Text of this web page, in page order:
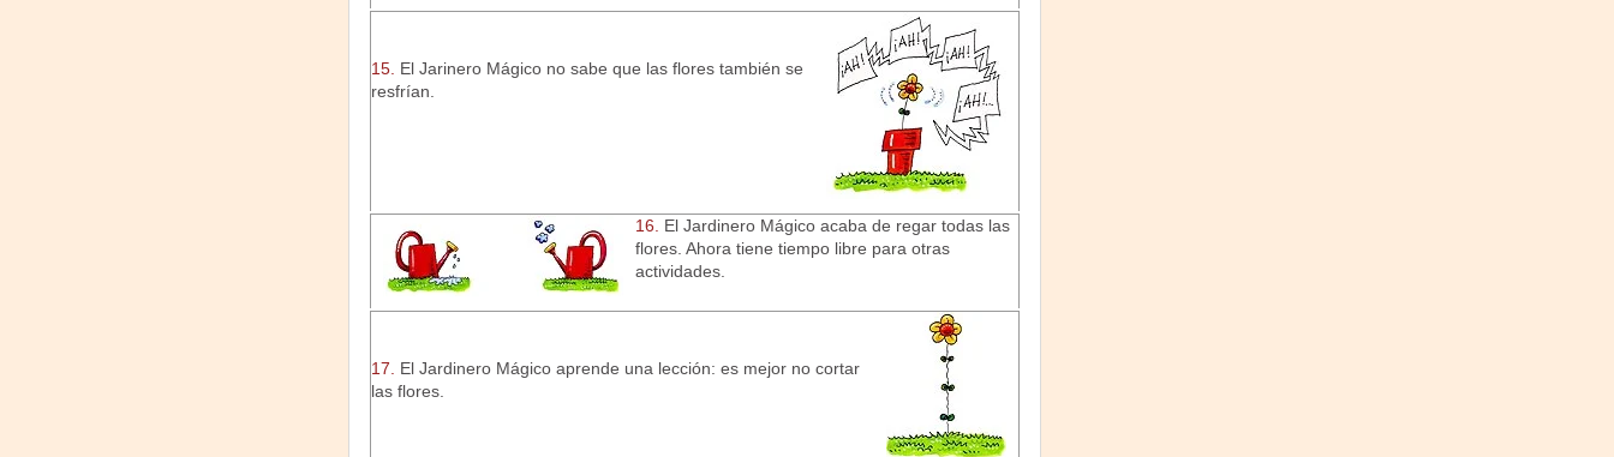
15. El Jarinero Mágico no sabe que las flores también se
resfrían.
16.
El Jardinero Mágico acaba de regar todas las
flores. Ahora tiene tiempo libre para otras
actividades.
17.
El Jardinero Mágico aprende una lección: es mejor no cortar
las flores.